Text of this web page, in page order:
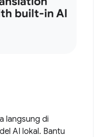
langsung di
AI lokal. Bantu